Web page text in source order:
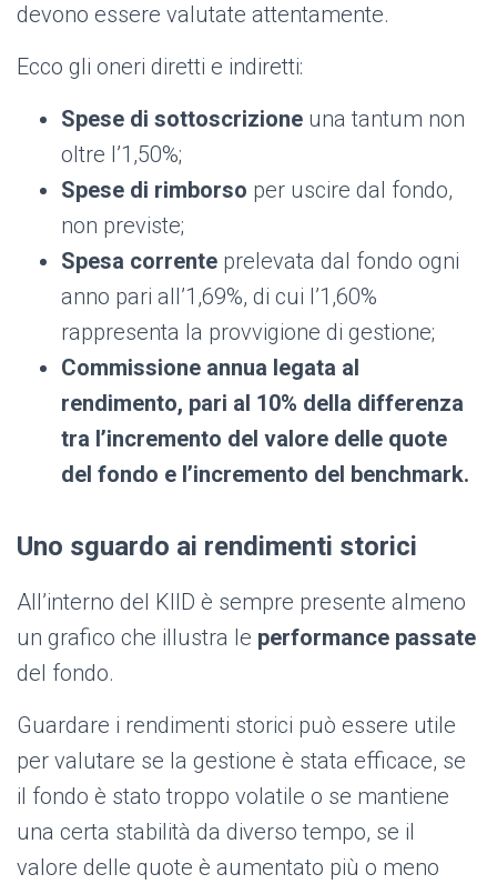
devono essere valutate attentamente.
Ecco gli oneri diretti e indiretti:
Spese di sottoscrizione una tantum non
oltre l’1,50%;
Spese di rimborso per uscire dal fondo,
non previste;
Spesa corrente prelevata dal fondo ogni
anno pari all’1,69%, di cui l’1,60%
rappresenta la provvigione di gestione;
Commissione annua legata al
rendimento, pari al 10% della differenza
tra l’incremento del valore delle quote
del fondo e l’incremento del benchmark.
Uno sguardo ai rendimenti storici
All’interno del KIID è sempre presente almeno
un grafico che illustra le performance passate
del fondo.
Guardare i rendimenti storici può essere utile
per valutare se la gestione è stata efficace, se
il fondo è stato troppo volatile o se mantiene
una certa stabilità da diverso tempo, se il
valore delle quote è aumentato più o meno